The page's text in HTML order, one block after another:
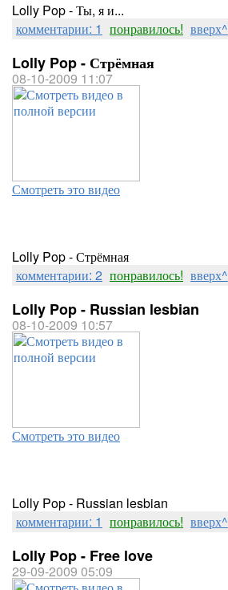
Lolly Pop - Ты, я и...
комментарии: 1 понравилось! вверх^
Lolly Pop - Стрёмная
08-10-2009 11:07
Смотреть это видео
Lolly Pop - Стрёмная
комментарии: 2 понравилось! вверх^
Lolly Pop - Russian lesbian
08-10-2009 10:57
Смотреть это видео
Lolly Pop - Russian lesbian
комментарии: 1 понравилось! вверх^
Lolly Pop - Free love
29-09-2009 05:09